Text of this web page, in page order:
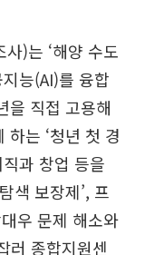
)는 ‘해양 수도
능(AI)를 융합
을 직접 고용해
하는 ‘청년 첫 경
과 창업 등을
색 보장제’, 프
우 문제 해소와
러 종합지원센